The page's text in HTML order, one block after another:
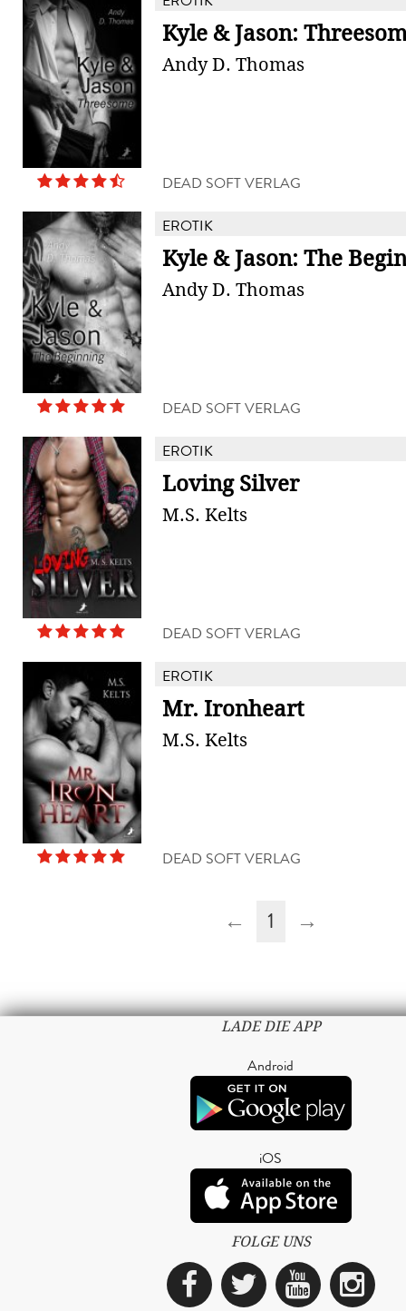
Kyle & Jason:
Andy D. Thomas
DEAD SOFT VERLAG
EROTIK
Kyle & Jason: The
Andy D. Thomas
DEAD SOFT VERLAG
EROTIK
Loving Silver
M.S. Kelts
DEAD SOFT VERLAG
EROTIK
Mr. Ironheart
M.S. Kelts
DEAD SOFT VERLAG
← 1 →
LADE DIE APP
Android
iOS
FOLGE UNS
Facebook
Twitter